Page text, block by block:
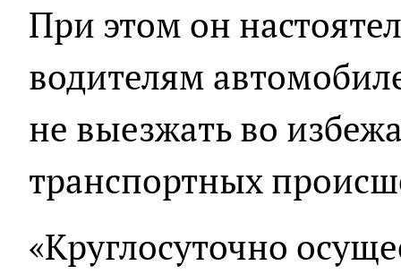
При этом он
водителям
не выезжать во
транспортных
«Круглосуточно